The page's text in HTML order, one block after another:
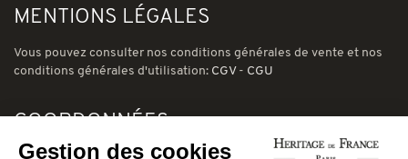
MENTIONS LÉGALES
Vous pouvez consulter nos conditions générales de vente et nos
conditions générales d'utilisation: CGV- CGU
COORDONNÉES
Gestion des cookies